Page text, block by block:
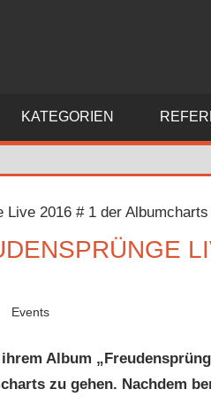
KATEGORIEN
Events
Album
zu gehen. Nachdem